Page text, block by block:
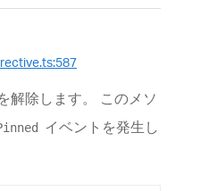
解除します。 このメソ
イベントを発生し